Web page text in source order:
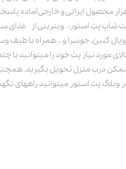
محصول ایرانی و خارجی آماده
شاپ پت استور، ویترینی از غذای
کنین، جوسرا و .. همراه با طیف
مورد نیاز پت خود را میتوانید با
درب منزل تحویل بگیرید.
وبلاگ پت استور میتوانید راههای